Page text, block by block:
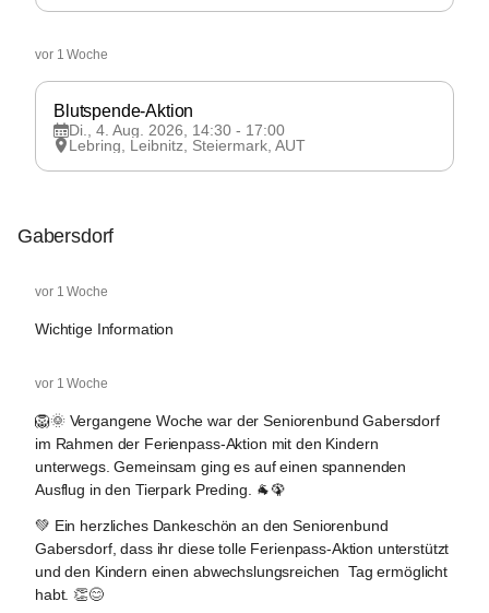
Kreuz
Leibnitz
vor 1 Woche
Blutspende-Aktion
Di., 4. Aug. 2026, 14:30 - 17:00
Lebring, Leibnitz, Steiermark, AUT
Gabersdorf
vor 1 Woche
Wichtige Information
vor 1 Woche
🦁🌞 Vergangene Woche war der Seniorenbund Gabersdorf
im Rahmen der Ferienpass-Aktion mit den Kindern
unterwegs. Gemeinsam ging es auf einen spannenden
Ausflug in den Tierpark Preding. 🐐🦚
💚 Ein herzliches Dankeschön an den Seniorenbund
Gabersdorf, dass ihr diese tolle Ferienpass-Aktion unterstützt
und den Kindern einen abwechslungsreichen  Tag ermöglicht
habt. 👏😊